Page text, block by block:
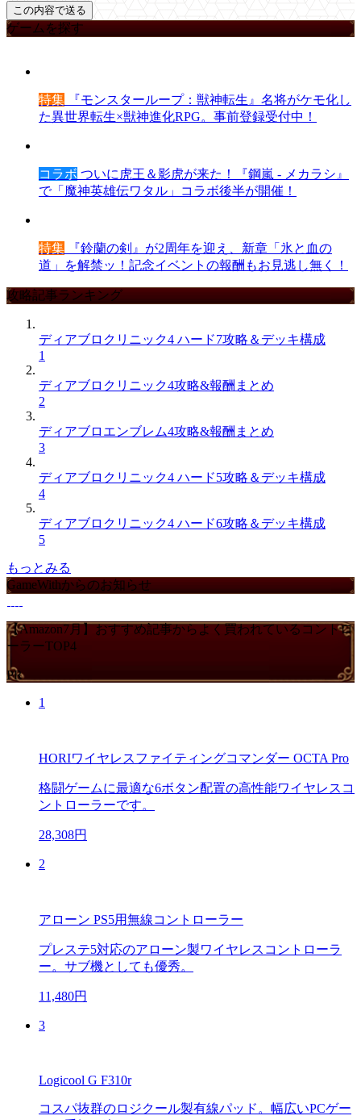
ゲームを探す
特集 『モンスターループ：獣神転生』名将がケモ化し
た異世界転生×獣神進化RPG。事前登録受付中！
コラボ ついに虎王＆影虎が来た！『鋼嵐 - メカラシ』
で「魔神英雄伝ワタル」コラボ後半が開催！
特集 『鈴蘭の剣』が2周年を迎え、新章「氷と血の
道」を解禁ッ！記念イベントの報酬もお見逃し無く！
攻略記事ランキング
ディアブロクリニック4 ハード7攻略＆デッキ構成
1
ディアブロクリニック4攻略&報酬まとめ
2
ディアブロエンブレム4攻略&報酬まとめ
3
ディアブロクリニック4 ハード5攻略＆デッキ構成
4
ディアブロクリニック4 ハード6攻略＆デッキ構成
5
もっとみる
GameWithからのお知らせ
【Amazon7月】おすすめ記事からよく買われているコントロ
ーラーTOP4
PR
1
HORIワイヤレスファイティングコマンダー OCTA Pro
格闘ゲームに最適な6ボタン配置の高性能ワイヤレスコ
ントローラーです。
28,308円
2
アローン PS5用無線コントローラー
プレステ5対応のアローン製ワイヤレスコントローラ
ー。サブ機としても優秀。
11,480円
3
Logicool G F310r
コスパ抜群のロジクール製有線パッド。幅広いPCゲー